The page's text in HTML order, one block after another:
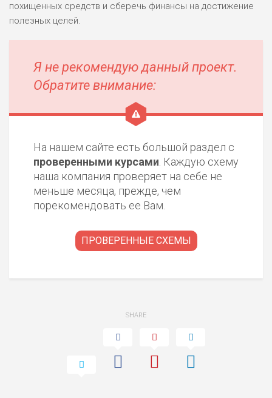
похищенных средств и сберечь финансы на достижение
полезных целей.
Я не рекомендую данный проект.
Обратите внимание:
На нашем сайте есть большой раздел с
проверенными курсами . Каждую схему
наша компания проверяет на себе не
меньше месяца, прежде, чем
порекомендовать ее Вам.
ПРОВЕРЕННЫЕ СХЕМЫ
SHARE